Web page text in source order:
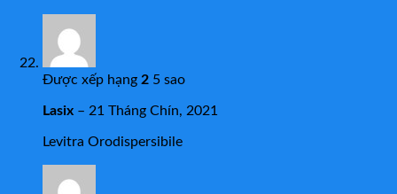
Được xếp hạng 2 5 sao
Lasix – 21 Tháng Chín, 2021
Levitra Orodispersibile